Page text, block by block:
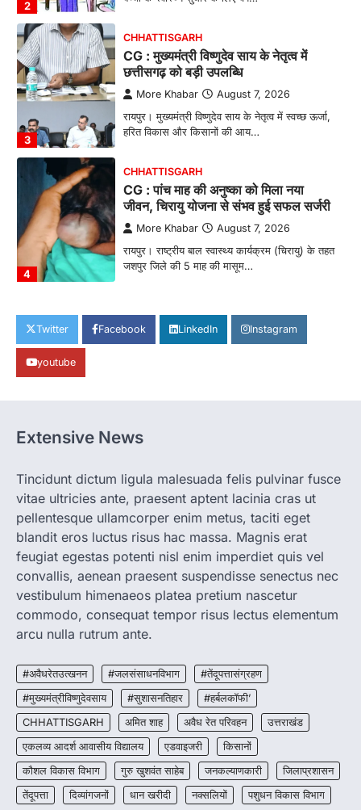
2
3
CHHATTISGARH
CG : मुख्यमंत्री विष्णुदेव साय के नेतृत्व में
छत्तीसगढ़ को बड़ी उपलब्धि
More Khabar August 7, 2026
रायपुर। मुख्यमंत्री विष्णुदेव साय के नेतृत्व में स्वच्छ ऊर्जा,
हरित विकास और किसानों की आय…
4
CHHATTISGARH
CG : पांच माह की अनुष्का को मिला नया
जीवन, चिरायु योजना से संभव हुई सफल सर्जरी
More Khabar August 7, 2026
रायपुर। राष्ट्रीय बाल स्वास्थ्य कार्यक्रम (चिरायु) के तहत
जशपुर जिले की 5 माह की मासूम…
CG: छिपली की दीदियों का कमाल, बकरी
पालन से बढ़ी आय और मजबूत हुआ आत्मविश्वास
बनाने की दिशा में जिले के नगरी…
2
CHHATTISGARH
जाएगी एल्बेंडाजोल
More Khabar August 7, 2026
रायपुर। राष्ट्रीय कृमि मुक्ति दिवस भारत सरकार द्वारा
बच्चों के स्वास्थ्य सुधार के लिए वर्ष…
3
CHHATTISGARH
CG : मुख्यमंत्री विष्णुदेव साय के नेतृत्व में
छत्तीसगढ़ को बड़ी उपलब्धि
More Khabar
हरित विकास और किसानों की आय…
CHHATTISGARH
CG : पांच माह की अनुष्का को मिला नया
जीवन, चिरायु योजना से संभव हुई सफल सर्जरी
More Khabar August 7, 2026
रायपुर। राष्ट्रीय बाल स्वास्थ्य कार्यक्रम (चिरायु) के तहत
जशपुर जिले की 5 माह की मासूम…
Twitter Facebook LinkedIn Instagram
youtube
Extensive News
Tincidunt dictum ligula malesuada felis pulvinar fusce
vitae ultricies ante, praesent aptent lacinia cras ut
pellentesque ullamcorper enim metus, taciti eget
blandit eros luctus risus hac massa. Magnis erat
feugiat egestas potenti nisl enim imperdiet quis vel
convallis, aenean praesent suspendisse senectus nec
vestibulum himenaeos platea pretium nascetur
commodo, consequat tempor risus lectus elementum
arcu nulla rutrum ante.
#अवैधरेतउत्खनन #जलसंसाधनविभाग
#तेंदूपत्तासंग्रहण
#मुख्यमंत्रीविष्णुदेवसाय
#सुशासनतिहार
#हर्बलकॉफी’
CHHATTISGARH
अमित शाह अवैध रेत परिवहन
उत्तराखंड
एकलव्य आदर्श आवासीय विद्यालय
एडवाइजरी
किसानों
कौशल विकास विभाग
गुरु खुशवंत साहेब जनकल्याणकारी
जिलाप्रशासन
तेंदूपत्ता
दिव्यांगजनों धान खरीदी नक्सलियों पशुधन विकास विभाग